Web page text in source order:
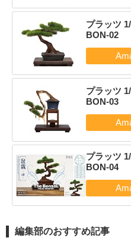
プラッツ
BON-02
プラッツ
BON-03
プラッツ
BON-04
編集部のおすすめ記事